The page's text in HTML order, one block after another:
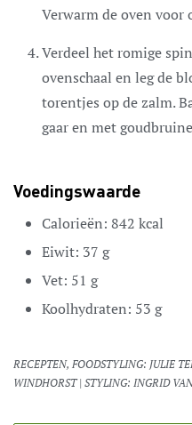
Verwarm de oven voor
Verdeel het romige
ovenschaal en leg de
torentjes op de zalm.
gaar en met
Voedingswaarde
Calorieën: 842 kcal
Eiwit: 37 g
Vet: 51 g
Koolhydraten: 53 g
RECEPTEN, FOODSTYLING: JULIE TEEKEN | FOTOGRAFIE: ROLINDA
WINDHORST | STYLING: INGRID